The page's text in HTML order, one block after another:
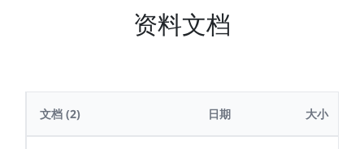
资料文档
文档 (2) 日期 大小